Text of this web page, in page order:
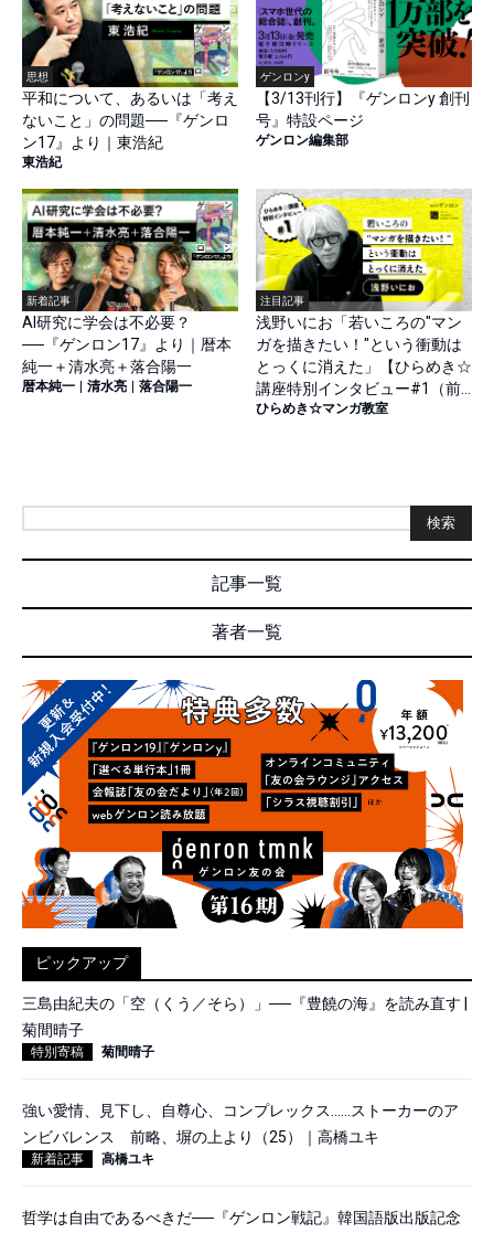
思想
平和について、あるいは「考え
ないこと」の問題──『ゲンロ
ン17』より｜東浩紀
東浩紀
ゲンロンy
【3/13刊行】『ゲンロンy 創刊
号』特設ページ
ゲンロン編集部
新着記事
AI研究に学会は不必要？
──『ゲンロン17』より｜暦本
純一＋清水亮＋落合陽一
暦本純一 | 清水亮 | 落合陽一
注目記事
浅野いにお「若いころの"マン
ガを描きたい！"という衝動は
とっくに消えた」【ひらめき☆
講座特別インタビュー#1（前
篇）】
ひらめき☆マンガ教室
検索
記事一覧
著者一覧
ピックアップ
三島由紀夫の「空（くう／そら）」──『豊饒の海』を読み直す |
菊間晴子
特別寄稿 菊間晴子
強い愛情、見下し、自尊心、コンプレックス……ストーカーのア
ンビバレンス 前略、塀の上より（25）｜高橋ユキ
新着記事 高橋ユキ
哲学は自由であるべきだ──『ゲンロン戦記』韓国語版出版記念